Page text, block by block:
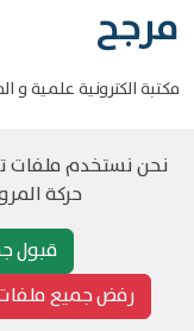
مرجح
مكتبة الكترونية علمية و
حقوق الطبع
نحن نستخدم ملفات
حركة
قبول
رفض جميع ملفات